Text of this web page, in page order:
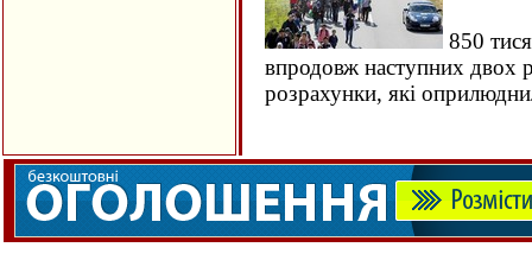
850
впродовж наступних двох
розрахунки, які